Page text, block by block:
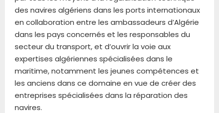
des navires algériens dans les ports internationaux
en collaboration entre les ambassadeurs d’Algérie
dans les pays concernés et les responsables du
secteur du transport, et d’ouvrir la voie aux
expertises algériennes spécialisées dans le
maritime, notamment les jeunes compétences et
les anciens dans ce domaine en vue de créer des
entreprises spécialisées dans la réparation des
navires.